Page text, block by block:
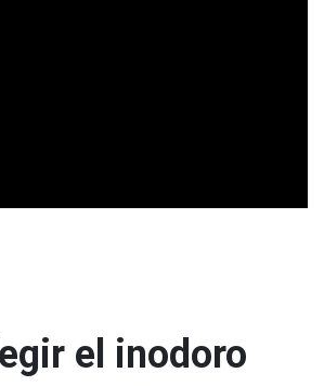
el inodoro